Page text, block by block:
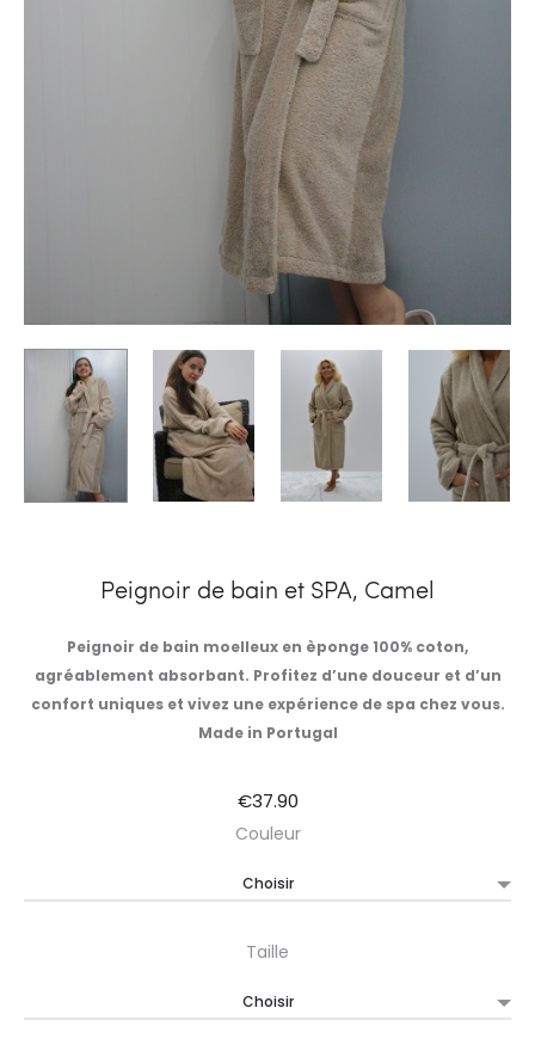
Peignoir de bain et SPA, Camel
Peignoir de bain moelleux en èponge 100% coton,
agréablement absorbant. Profitez d’une douceur et d’un
confort uniques et vivez une expérience de spa chez vous.
Made in Portugal
€37.90
Couleur
Taille